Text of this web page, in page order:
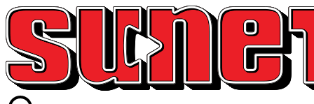
Skip
to
content